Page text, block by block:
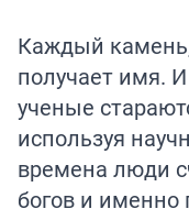
Каждый
получает имя.
ученые
используя
времена люди
богов и